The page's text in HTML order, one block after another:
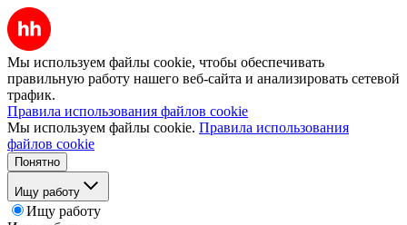
Мы используем файлы cookie, чтобы обеспечивать
правильную работу нашего веб-сайта и анализировать сетевой
трафик.
Правила использования файлов cookie
Мы используем файлы cookie. Правила использования
файлов cookie
Понятно
Ищу работу
Ищу работу